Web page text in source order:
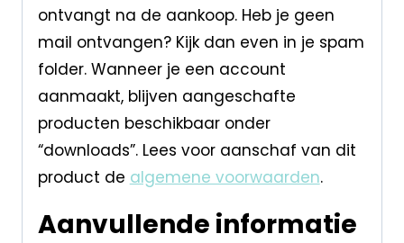
ontvangt na de aankoop. Heb je geen
mail ontvangen? Kijk dan even in je spam
folder. Wanneer je een account
aanmaakt, blijven aangeschafte
producten beschikbaar onder
“downloads”. Lees voor aanschaf van dit
product de algemene voorwaarden.
Aanvullende informatie